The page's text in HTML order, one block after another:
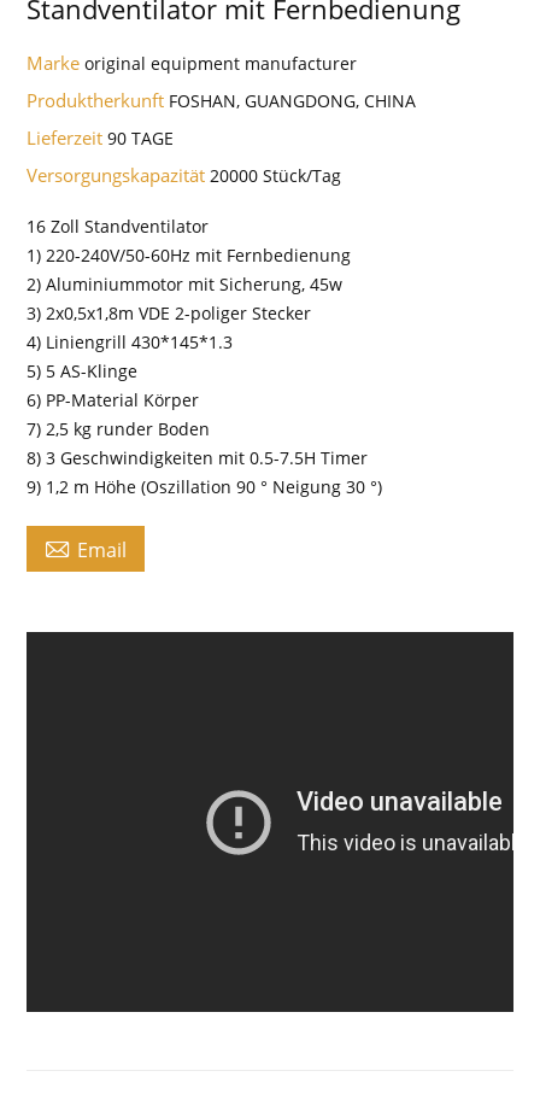
Standventilator mit Fernbedienung
Markeoriginal equipment manufacturer
Produktherkunft FOSHAN, GUANGDONG, CHINA
Lieferzeit90 TAGE
Versorgungskapazität 20000 Stück/Tag
16 Zoll Standventilator
1) 220-240V/50-60Hz mit Fernbedienung
2) Aluminiummotor mit Sicherung, 45w
3) 2x0,5x1,8m VDE 2-poliger Stecker
4) Liniengrill 430*145*1.3
5) 5 AS-Klinge
6) PP-Material Körper
7) 2,5 kg runder Boden
8) 3 Geschwindigkeiten mit 0.5-7.5H Timer
9) 1,2 m Höhe (Oszillation 90 ° Neigung 30 °)
 Email